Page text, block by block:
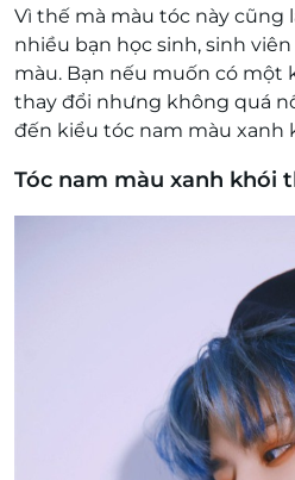
Vì thế mà màu tóc này cũng
nhiều bạn học sinh, sinh
màu. Bạn nếu muốn có một
thay đổi nhưng không quá
đến kiểu tóc nam màu xanh
Tóc nam màu xanh khói